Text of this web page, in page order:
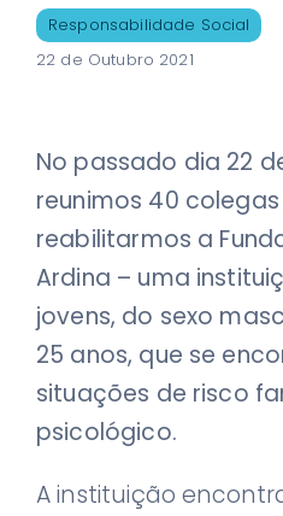
Responsabilidade Social
22 de Outubro 2021
No passado dia 22
reunimos 40
reabilitarmos a
Ardina – uma
jovens, do sexo
25 anos, que se
situações de risco
psicológico.
A instituição